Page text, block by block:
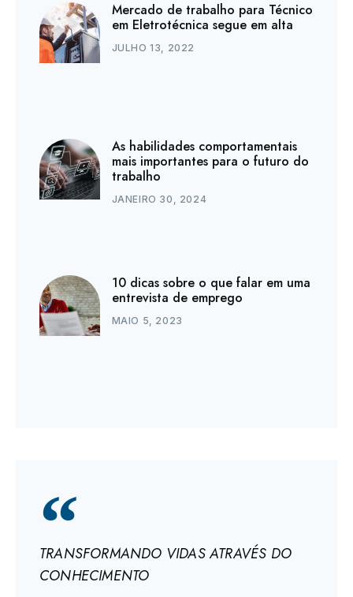
Mercado de trabalho para Técnico
em Eletrotécnica segue em alta
JULHO 13, 2022
As habilidades comportamentais
mais importantes para o futuro do
trabalho
JANEIRO 30, 2024
10 dicas sobre o que falar em uma
entrevista de emprego
MAIO 5, 2023
TRANSFORMANDO VIDAS ATRAVÉS DO
CONHECIMENTO